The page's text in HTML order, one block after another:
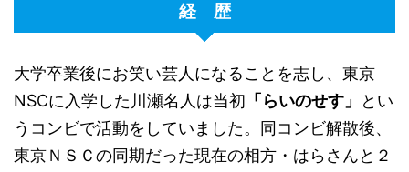
経 歴
大学卒業後にお笑い芸人になることを志し、東京
NSCに入学した川瀬名人は当初 「らいのせす」
とい
うコンビで活動をしていました。同コンビ解散後、
東京ＮＳＣの同期だった現在の相方・はらさんと２